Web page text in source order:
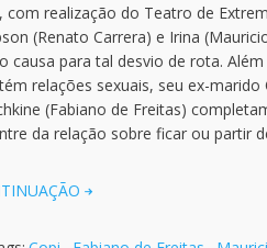
com realização do Teatro de
(Renato Carrera) e Irina
causa para tal desvio de rota.
relações sexuais, seu ex-
(Fabiano de Freitas)
da relação sobre ficar ou partir